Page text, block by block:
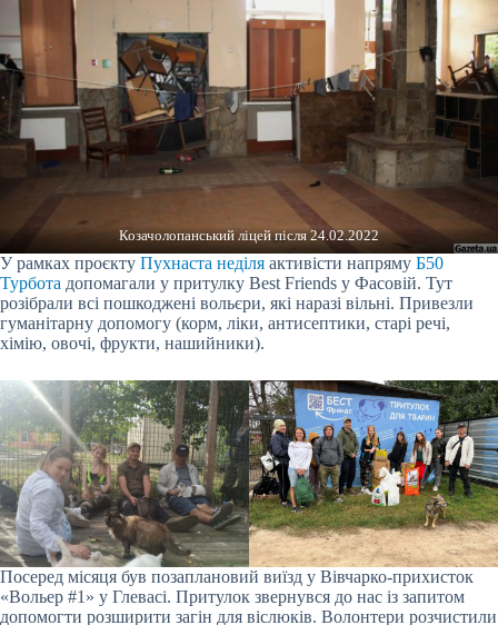
Козачолопанський ліцей після 24.02.2022
У рамках проєкту Пухнаста неділя активісти напряму Б50
Турбота допомагали у притулку Best Friends у Фасовій. Тут
розібрали всі пошкоджені вольєри, які наразі вільні. Привезли
гуманітарну допомогу (корм, ліки, антисептики, старі речі,
хімію, овочі, фрукти, нашийники).
Посеред місяця був позаплановий виїзд у Вівчарко-прихисток
«Вольер #1» у Глевасі. Притулок звернувся до нас із запитом
допомогти розширити загін для віслюків. Волонтери розчистили